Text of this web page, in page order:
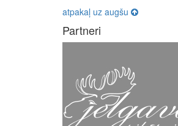
atpakaļ uz augšu
Partneri